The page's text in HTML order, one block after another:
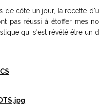
de côté un jour, la recette
pas réussi à étoffer mes
qui s'est révélé être un